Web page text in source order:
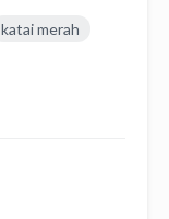
katai merah